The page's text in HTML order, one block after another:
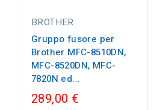
BROTHER
Gruppo fusore per
Brother MFC-8510DN,
MFC-8520DN, MFC-
7820N ed...
289,00 €